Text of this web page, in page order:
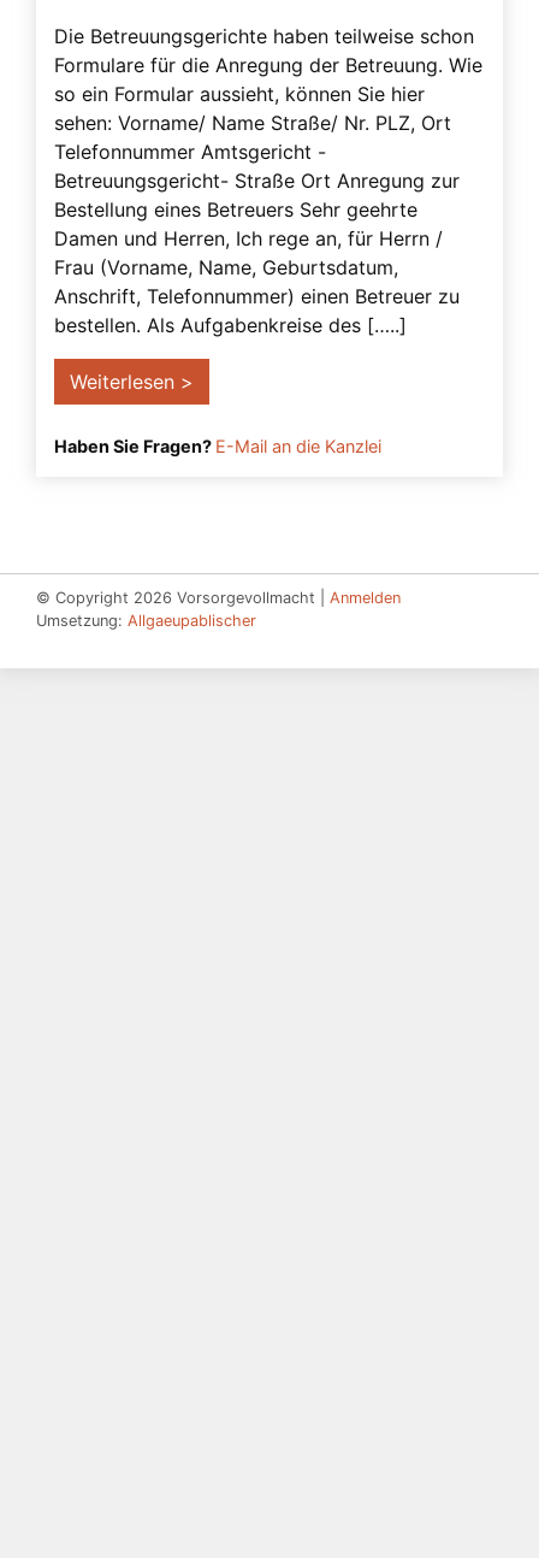
Die Betreuungsgerichte haben teilweise schon
Formulare für die Anregung der Betreuung. Wie
so ein Formular aussieht, können Sie hier
sehen: Vorname/ Name Straße/ Nr. PLZ, Ort
Telefonnummer Amtsgericht -
Betreuungsgericht- Straße Ort Anregung zur
Bestellung eines Betreuers Sehr geehrte
Damen und Herren, Ich rege an, für Herrn /
Frau (Vorname, Name, Geburtsdatum,
Anschrift, Telefonnummer) einen Betreuer zu
bestellen. Als Aufgabenkreise des […..]
Weiterlesen >
Haben Sie Fragen? E-Mail an die Kanzlei
© Copyright 2026 Vorsorgevollmacht | Anmelden
Umsetzung: Allgaeupablischer